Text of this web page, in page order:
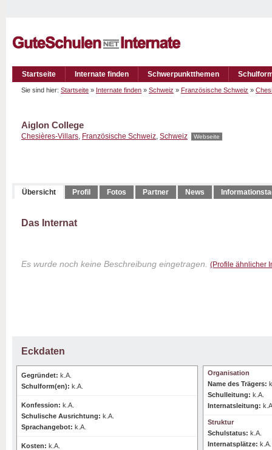
Startseite Internate finden Schwerpunktthemen
Sie sind hier: Startseite » Internate finden » Schweiz » Französische Schweiz »
Aiglon College
Chesières-Villars, Französische Schweiz, Schweiz Webseite
Übersicht Profil Fotos Partner News
Das Internat
Es wurde noch keine Beschreibung eingetragen. (Profile ähnlicher
Eckdaten
Gegründet: k.A.
Schulform(en): k.A.
Konfession: k.A.
Schulische Ausrichtung: k.A.
Sprachangebot: k.A.
Kosten: k.A.
Organisation
Name des Trägers:
Schulleitung: k.A.
Internatsleitung:
Struktur
Schulstatus: k.A.
Internatsplätze: k.A.